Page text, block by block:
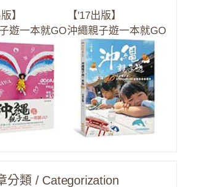
】
遊一本就GO
【'17出版】
沖繩親子遊一本就GO
分類 / Categorization